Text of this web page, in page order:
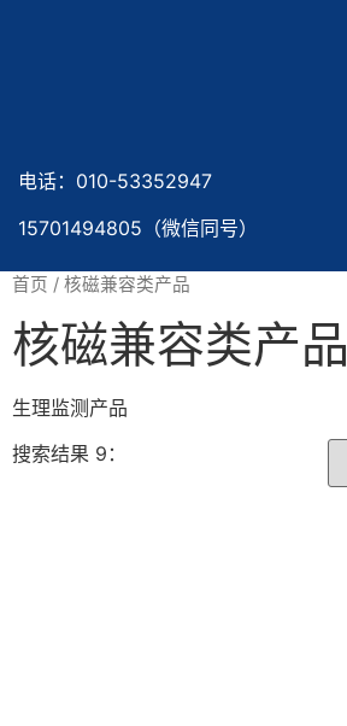
电话：010-53352947
15701494805（微信同号）
首页 / 核磁兼容类产品
核磁兼容类产品
生理监测产品
搜索结果 9：